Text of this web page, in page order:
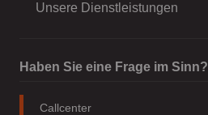
Unsere Dienstleistungen
Haben Sie eine Frage im Sinn?
Callcenter